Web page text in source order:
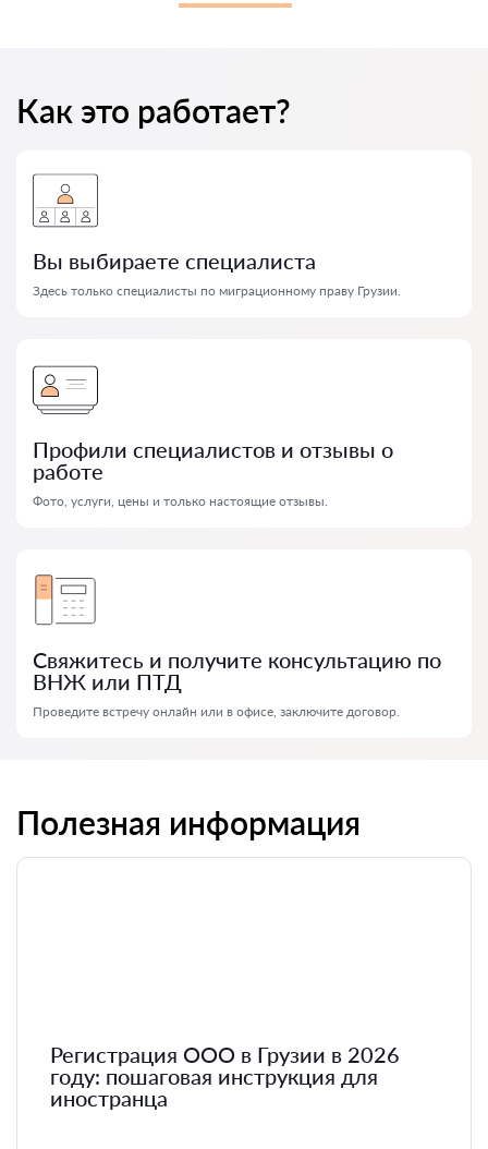
Как это работает?
Вы выбираете специалиста
Здесь только специалисты по миграционному праву Грузии.
Профили специалистов и отзывы о
работе
Фото, услуги, цены и только настоящие отзывы.
Свяжитесь и получите консультацию по
ВНЖ или ПТД
Проведите встречу онлайн или в офисе, заключите договор.
Полезная информация
Регистрация ООО в Грузии в 2026
году: пошаговая инструкция для
иностранца